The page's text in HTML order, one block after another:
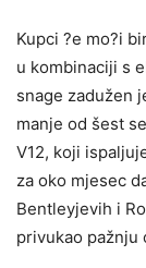
Kupci ?e mo?i
u kombinaciji s
snage zadužen
manje od šest
V12, koji
za oko mjesec
Bentleyjevih i
privukao pažnju